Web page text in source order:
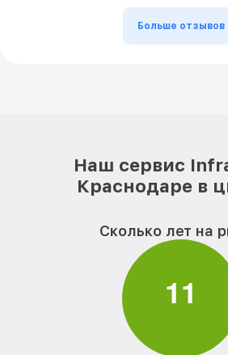
Больше отзывов
Наш сервис
Краснодаре в
Сколько лет на
11